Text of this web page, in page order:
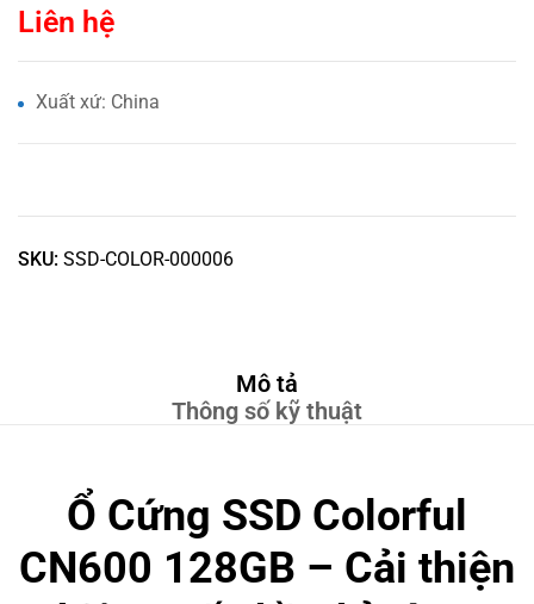
Liên hệ
Xuất xứ: China
SKU: SSD-COLOR-000006
Mô tả
Thông số kỹ thuật
Ổ Cứng SSD Colorful
CN600 128GB – Cải thiện